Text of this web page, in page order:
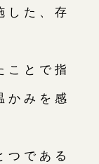
した、存
ことで指
かみを感
つである